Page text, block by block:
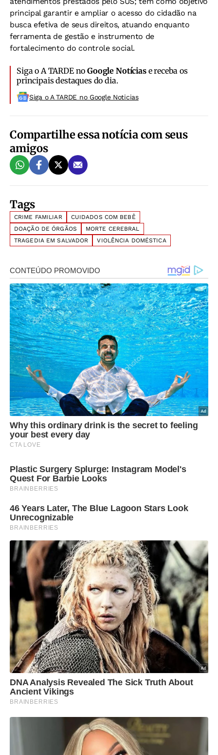
principal garantir e ampliar o acesso do cidadão na
busca efetiva de seus direitos, atuando enquanto
ferramenta de gestão e instrumento de
fortalecimento do controle social.
Siga o A TARDE noGoogle Notíciase receba os
principais destaques do dia.
Siga o A TARDE no Google Noticias
Compartilhe essa notícia com seus
amigos
Tags
CRIME FAMILIAR
CUIDADOS COM BEBÊ
DOAÇÃO DE ÓRGÃOS
MORTE CEREBRAL
TRAGEDIA EM SALVADOR
VIOLÊNCIA DOMÉSTICA